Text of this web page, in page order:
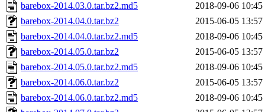
barebox-2014.03.0.tar.bz2.md5
2018-09-06 10:45
barebox-2014.04.0.tar.bz2
2015-06-05 13:57
barebox-2014.04.0.tar.bz2.md5
2018-09-06 10:45
barebox-2014.05.0.tar.bz2
2015-06-05 13:57
barebox-2014.05.0.tar.bz2.md5
2018-09-06 10:45
barebox-2014.06.0.tar.bz2
2015-06-05 13:57
barebox-2014.06.0.tar.bz2.md5
2018-09-06 10:45